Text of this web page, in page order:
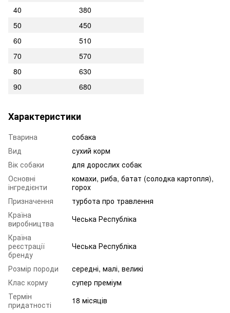
40
380
50
450
60
510
70
570
80
630
90
680
Характеристики
Тварина
собака
Вид
сухий корм
Вік собаки
для дорослих собак
Основні
інгредієнти
комахи, риба, батат (солодка картопля),
горох
Призначення
турбота про травлення
Країна
виробництва
Чеська Республіка
Країна
реєстрації
бренду
Чеська Республіка
Розмір породи
середні, малі, великі
Клас корму
супер преміум
Термін
придатності
18 місяців